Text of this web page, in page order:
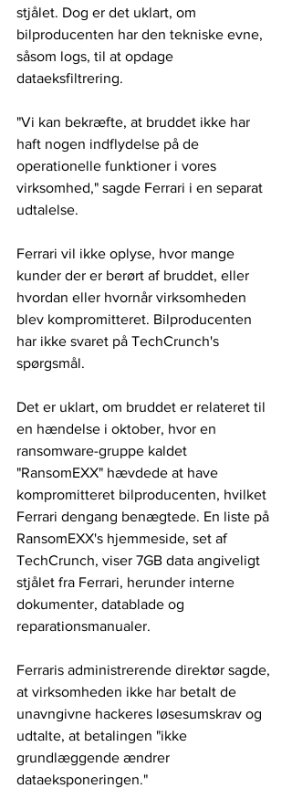
stjålet. Dog er det uklart, om
bilproducenten har den tekniske evne,
såsom logs, til at opdage
dataeksfiltrering.
"Vi kan bekræfte, at bruddet ikke har
haft nogen indflydelse på de
operationelle funktioner i vores
virksomhed," sagde Ferrari i en separat
udtalelse.
Ferrari vil ikke oplyse, hvor mange
kunder der er berørt af bruddet, eller
hvordan eller hvornår virksomheden
blev kompromitteret. Bilproducenten
har ikke svaret på TechCrunch's
spørgsmål.
Det er uklart, om bruddet er relateret til
en hændelse i oktober, hvor en
ransomware-gruppe kaldet
"RansomEXX" hævdede at have
kompromitteret bilproducenten, hvilket
Ferrari dengang benægtede. En liste på
RansomEXX's hjemmeside, set af
TechCrunch, viser 7GB data angiveligt
stjålet fra Ferrari, herunder interne
dokumenter, datablade og
reparationsmanualer.
Ferraris administrerende direktør sagde,
at virksomheden ikke har betalt de
unavngivne hackeres løsesumskrav og
udtalte, at betalingen "ikke
grundlæggende ændrer
dataeksponeringen."